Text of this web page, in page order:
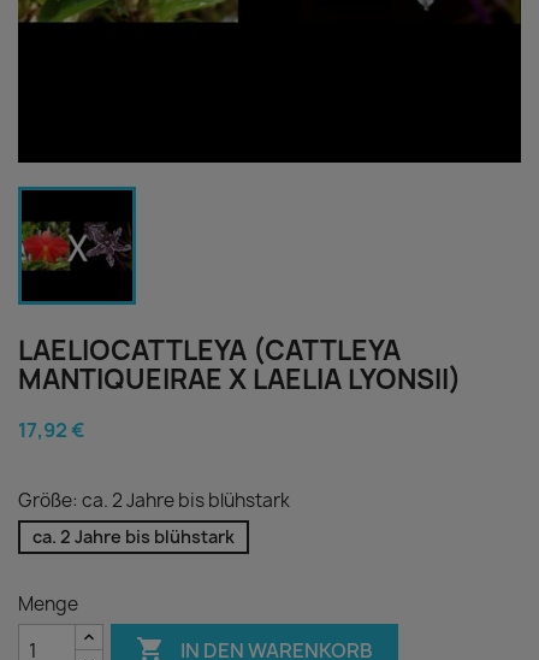
LAELIOCATTLEYA (CATTLEYA
MANTIQUEIRAE X LAELIA LYONSII)
17,92 €
Größe: ca. 2 Jahre bis blühstark
ca. 2 Jahre bis blühstark
Menge
 IN DEN WARENKORB